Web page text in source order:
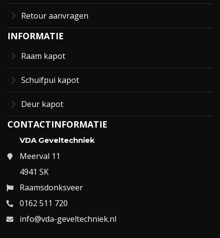
Retour aanvragen
INFORMATIE
Raam kapot
Schuifpui kapot
Deur kapot
CONTACTINFORMATIE
VDA Geveltechniek
Meerval 11
4941 SK
Raamsdonksveer
0162 511 720
info@vda-geveltechniek.nl